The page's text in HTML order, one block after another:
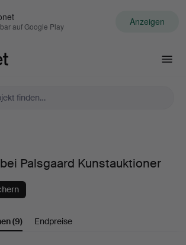
auf Google Play Anzeigen
Palsgaard Kunstauktioner
(9) Endpreise